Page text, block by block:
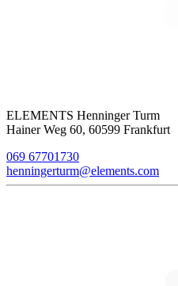
ELEMENTS Henninger Turm
Hainer Weg 60, 60599 Frankfurt
069 67701730
henningerturm@elements.com